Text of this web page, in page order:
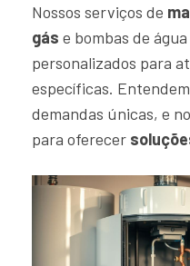
Nossos serviços de
gás e bombas de
personalizados para
específicas.
demandas únicas, e
para oferecer